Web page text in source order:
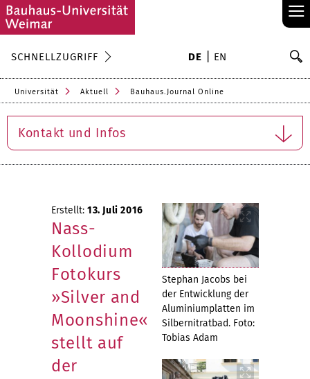
≡
SCHNELLZUGRIFF DE EN
Universität Aktuell Bauhaus.Journal Online
Kontakt und Infos
Stephan Jacobs bei
der Entwicklung der
Aluminiumplatten im
Silbernitratbad. Foto:
Tobias Adam
Erstellt: 13. Juli 2016
Nass-
Kollodium
Fotokurs
»Silver and
Moonshine«
stellt auf
der